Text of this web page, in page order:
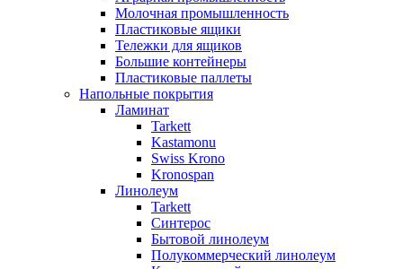
Молочная промышленность
Пластиковые ящики
Тележки для ящиков
Большие контейнеры
Пластиковые паллеты
Напольные покрытия
Ламинат
Tarkett
Kastamonu
Swiss Krono
Kronospan
Линолеум
Tarkett
Синтерос
Бытовой линолеум
Полукоммерческий линолеум